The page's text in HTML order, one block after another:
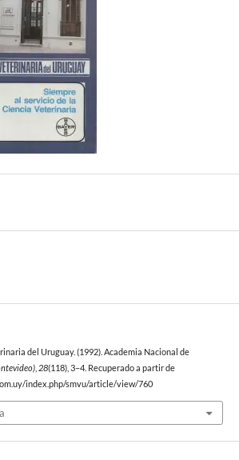
del Uruguay. (1992). Academia Nacional de
, 28(118), 3–4. Recuperado a partir de
index.php/smvu/article/view/760